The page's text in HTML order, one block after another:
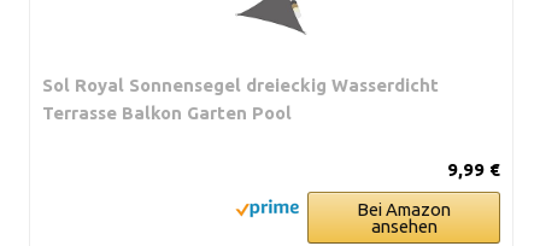
Sol Royal Sonnensegel dreieckig Wasserdicht
Terrasse Balkon Garten Pool
9,99 €
Bei Amazon
ansehen